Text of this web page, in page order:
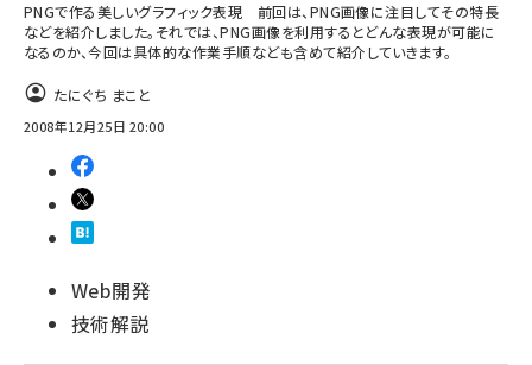
PNGで作る美しいグラフィック表現 前回は、PNG画像に注目してその特長
などを紹介しました。それでは、PNG画像を利用するとどんな表現が可能に
なるのか、今回は具体的な作業手順なども含めて紹介していきます。
たにぐち まこと
2008年12月25日 20:00
Web開発
技術解説